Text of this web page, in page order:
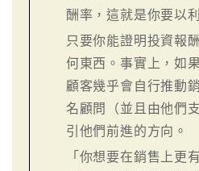
酬率，這就是你要以
只要你能證明投資報
何東西。事實上，如
顧客幾乎會自行推動
名顧問（並且由他們
引他們前進的方向。
「你想要在銷售上更